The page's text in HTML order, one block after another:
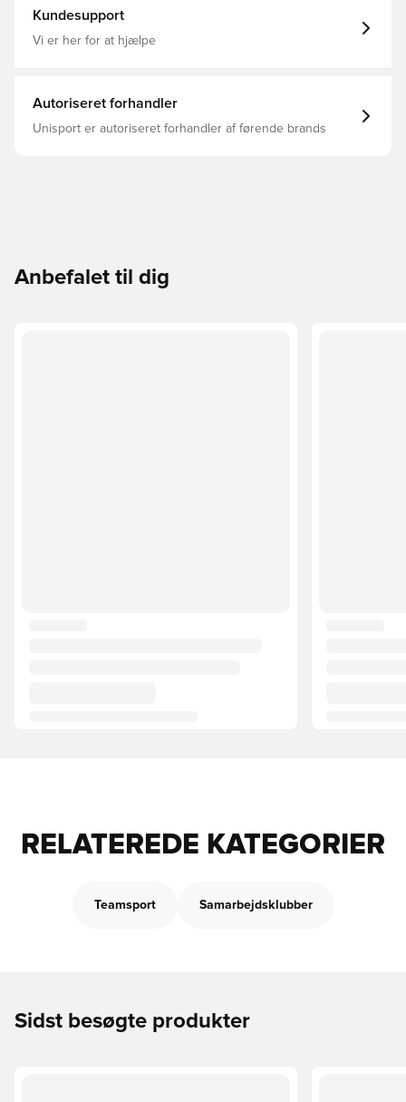
Kundesupport
Vi er her for at hjælpe
Autoriseret forhandler
Unisport er autoriseret forhandler af førende brands
Anbefalet til dig
RELATEREDE KATEGORIER
Teamsport Samarbejdsklubber
Sidst besøgte produkter